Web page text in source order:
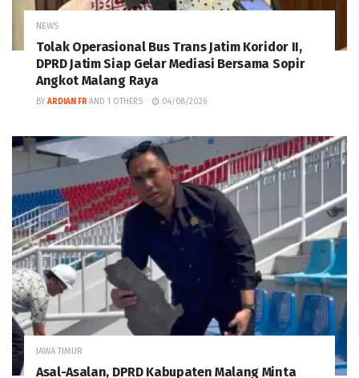
NEWS
Tolak Operasional Bus Trans Jatim Koridor II,
DPRD Jatim Siap Gelar Mediasi Bersama Sopir
Angkot Malang Raya
BY ARDIAN FR AND 1 OTHERS 04/08/2026
JAWA TIMUR
Asal-Asalan, DPRD Kabupaten Malang Minta